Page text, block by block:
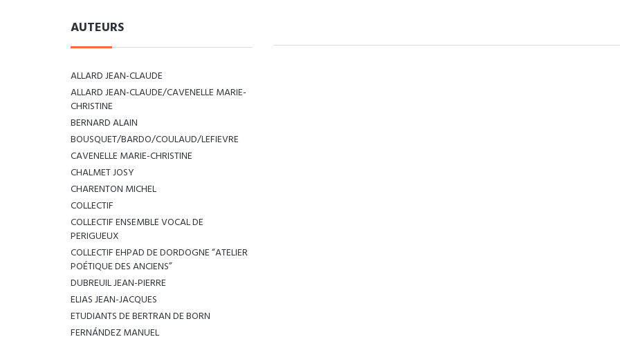
AUTEURS
ALLARD JEAN-CLAUDE
ALLARD JEAN-CLAUDE/CAVENELLE MARIE-
CHRISTINE
BERNARD ALAIN
BOUSQUET/BARDO/COULAUD/LEFIEVRE
CAVENELLE MARIE-CHRISTINE
CHALMET JOSY
CHARENTON MICHEL
COLLECTIF
COLLECTIF ENSEMBLE VOCAL DE
PERIGUEUX
COLLECTIF EHPAD DE DORDOGNE “ATELIER
POÉTIQUE DES ANCIENS”
DUBREUIL JEAN-PIERRE
ELIAS JEAN-JACQUES
ETUDIANTS DE BERTRAN DE BORN
FERNÁNDEZ MANUEL